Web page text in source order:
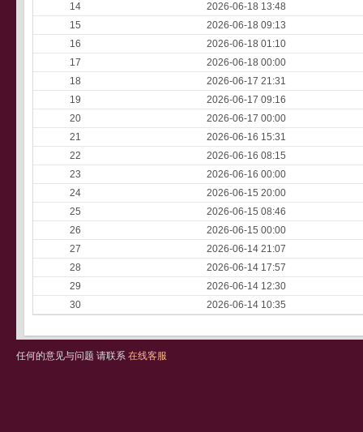
14
2026-06-18 13:48
15
2026-06-18 09:13
16
2026-06-18 01:10
17
2026-06-18 00:00
18
2026-06-17 21:31
19
2026-06-17 09:16
20
2026-06-17 00:00
21
2026-06-16 15:31
22
2026-06-16 08:15
23
2026-06-16 00:00
24
2026-06-15 20:00
25
2026-06-15 08:46
26
2026-06-15 00:00
27
2026-06-14 21:07
28
2026-06-14 17:57
29
2026-06-14 12:30
30
2026-06-14 10:35
任何的意见与问题 请联系 在线客服